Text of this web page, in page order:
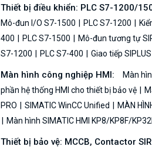
Thiết bị điều khiển: PLC S7-1200/
Mô-đun I/O S7-1500
PLC S7-1200
400
PLC S7-1500 Mô-đun tương tự
S7-1200
PLC S7-400 Giao tiếp
Màn hình công nghiệp HMI: Màn
phần hệ thống HMI cho thiết bị bảo vệ
PRO
SIMATIC WinCC Unified MÀN
Màn hình SIMATIC HMI KP8/KP8F/
Thiết bị bảo vệ: MCCB, Contactor